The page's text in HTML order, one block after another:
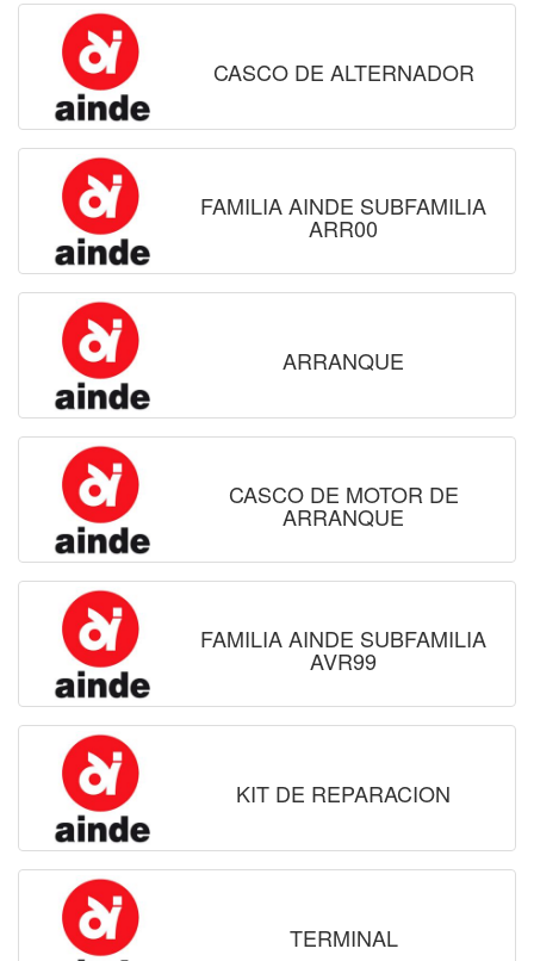
CASCO DE ALTERNADOR
FAMILIA AINDE SUBFAMILIA
ARR00
ARRANQUE
CASCO DE MOTOR DE
ARRANQUE
FAMILIA AINDE SUBFAMILIA
AVR99
KIT DE REPARACION
TERMINAL